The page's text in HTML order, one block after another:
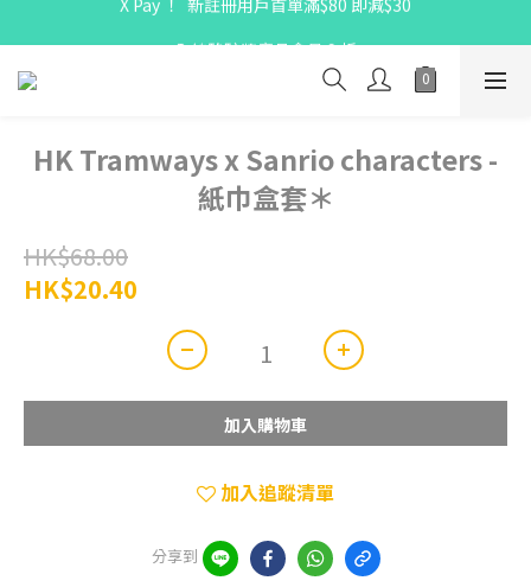
X Pay ！  新註冊用戶首單滿$80 即減$30
全線駱駝牌產品會員 9 折
購物折實滿$300可享免運費
HK Tramways x Sanrio characters -
紙巾盒套＊
HK$68.00
HK$20.40
加入購物車
加入追蹤清單
分享到